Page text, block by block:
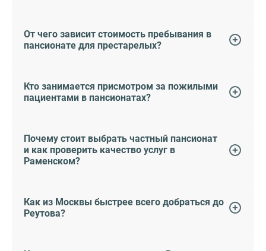
От чего зависит стоимость пребывания в
пансионате для престарелых?
Кто занимается присмотром за пожилыми
пациентами в пансионатах?
Почему стоит выбрать частный пансионат
и как проверить качество услуг в
Раменском?
Как из Москвы быстрее всего добраться до
Реутова?